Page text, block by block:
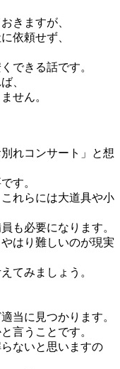
きますが、
依頼せず、
できる話です。
、
せん。
れコンサート」と想
す。
れらには大道具や小
も必要になります。
はり難しいのが現実
てみましょう。
当に見つかります。
言うことです。
ないと思いますの